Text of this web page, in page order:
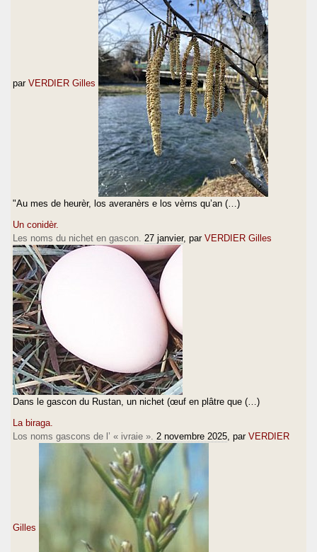
par VERDIER Gilles
"Au mes de heurèr, los averanèrs e los vèrns qu’an (…)
Un conidèr.
Les noms du nichet en gascon. 27 janvier, par VERDIER Gilles
Dans le gascon du Rustan, un nichet (œuf en plâtre que (…)
La biraga.
Los noms gascons de l’ « ivraie ». 2 novembre 2025 , par VERDIER
Gilles